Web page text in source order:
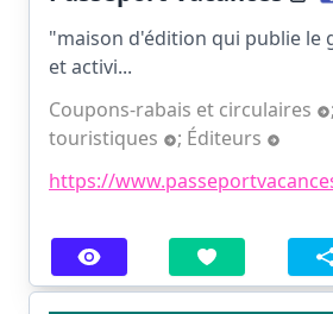
"maison d'édition qui publie le
et activi...
Coupons-rabais et circulaires
;
touristiques
; Éditeurs
https://